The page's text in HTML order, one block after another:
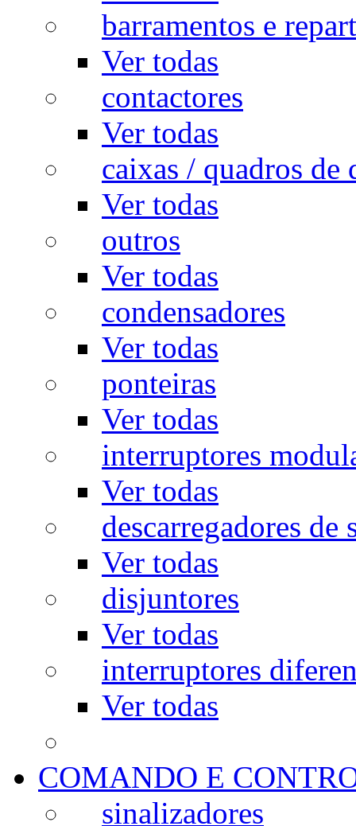
barramentos e
Ver todas
contactores
Ver todas
caixas / quadros de
Ver todas
outros
Ver todas
condensadores
Ver todas
ponteiras
Ver todas
interruptores
Ver todas
descarregadores de
Ver todas
disjuntores
Ver todas
interruptores
Ver todas
COMANDO E
sinalizadores